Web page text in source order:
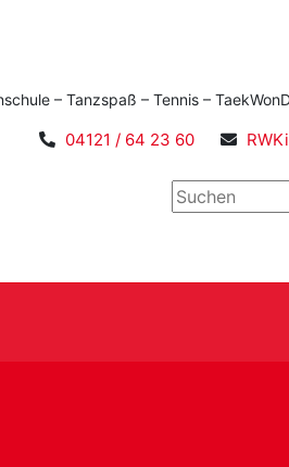
– Tanzspaß – Tennis –
04121 / 64 23 60